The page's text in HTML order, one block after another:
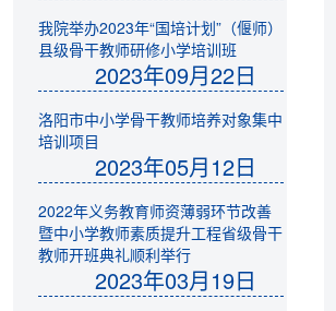
我院举办2023年“国培计划”（偃师）
县级骨干教师研修小学培训班
2023年09月22日
洛阳市中小学骨干教师培养对象集中
培训项目
2023年05月12日
2022年义务教育师资薄弱环节改善
暨中小学教师素质提升工程省级骨干
教师开班典礼顺利举行
2023年03月19日